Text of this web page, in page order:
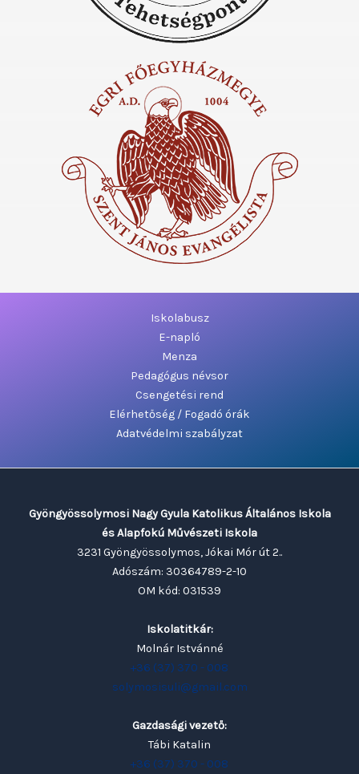
Iskolabusz
E-napló
Menza
Pedagógus névsor
Csengetési rend
Elérhetőség / Fogadó órák
Adatvédelmi szabályzat
Gyöngyössolymosi Nagy Gyula Katolikus Általános Iskola
és Alapfokú Művészeti Iskola
3231 Gyöngyössolymos, Jókai Mór út 2..
Adószám: 30364789-2-10
OM kód: 031539
Iskolatitkár:
Molnár Istvánné
+36 (37) 370 - 008
solymosisuli@gmail.com
Gazdasági vezető:
Tábi Katalin
+36 (37) 370 - 008